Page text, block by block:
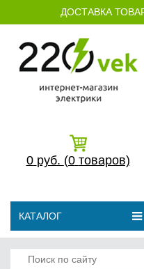
ДОСТАВКА
0 руб. (0 товаров)
КАТАЛОГ